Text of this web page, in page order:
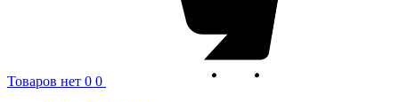
Товаров нет 0 0